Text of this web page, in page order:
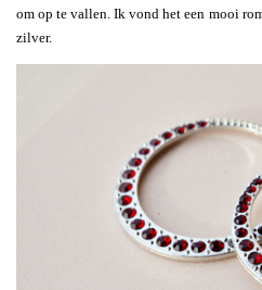
om op te vallen. Ik vond het een mooi
zilver.